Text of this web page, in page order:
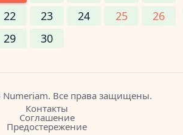
22 23 24 25
26
29 30
Все права защищены.
Контакты
Соглашение
Предостережение